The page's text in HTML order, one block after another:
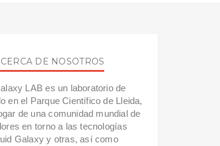
DE NOSOTROS
LAB es un laboratorio de
en el Parque Científico de Lleida,
de una comunidad mundial de
en torno a las tecnologías
Galaxy y otras, así como